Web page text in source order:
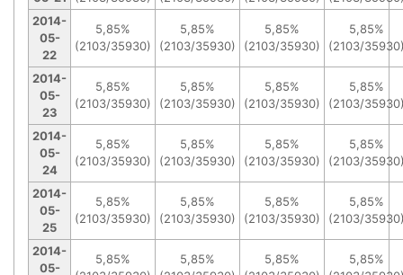
2014-
05-
22
5,85%
(2103/35930)
5,85%
(2103/35930)
5,85%
(2103/35930)
5,85%
(2103/
2014-
05-
23
5,85%
(2103/35930)
5,85%
(2103/35930)
5,85%
(2103/35930)
5,85%
(2103/
2014-
05-
24
5,85%
(2103/35930)
5,85%
(2103/35930)
5,85%
(2103/35930)
5,85%
(2103/
2014-
05-
25
5,85%
(2103/35930)
5,85%
(2103/35930)
5,85%
(2103/35930)
5,85%
(2103/
2014-
05-
5,85%
5,85%
5,85%
5,85%